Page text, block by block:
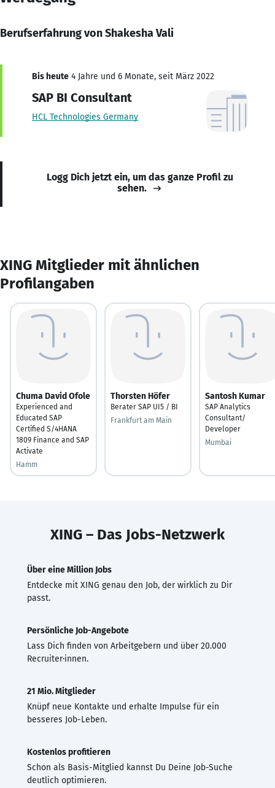
Berufserfahrung von Shakesha Vali
Bis heute 4 Jahre und 6 Monate, seit März 2022
SAP BI Consultant
HCL Technologies Germany
Logg Dich jetzt ein, um das ganze Profil zu
sehen.
XING Mitglieder mit ähnlichen
Profilangaben
Chuma David Ofole
Experienced and
Educated SAP
Certified S/4HANA
1809 Finance and SAP
Activate
Hamm
Thorsten Höfer
Berater SAP UI5 / BI
Frankfurt am Main
Santosh Kumar
SAP Analytics
Consultant/
Developer
Mumbai
XING – Das Jobs-Netzwerk
Über eine Million Jobs
Entdecke mit XING genau den Job, der wirklich zu Dir
passt.
Persönliche Job-Angebote
Lass Dich finden von Arbeitgebern und über 20.000
Recruiter·innen.
21 Mio. Mitglieder
Knüpf neue Kontakte und erhalte Impulse für ein
besseres Job-Leben.
Kostenlos profitieren
Schon als Basis-Mitglied kannst Du Deine Job-Suche
deutlich optimieren.